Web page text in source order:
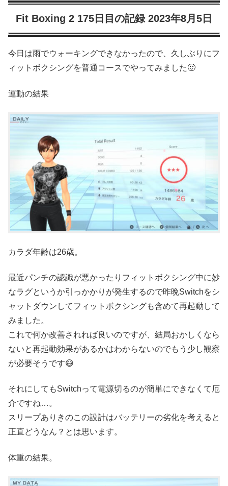
Fit Boxing 2 175日目の記録 2023年8月5日
今日は雨でウォーキングできなかったので、久しぶりにフ
ィットボクシングを普通コースでやってみました🙂
運動の結果
カラダ年齢は26歳。
最近パンチの認識が悪かったりフィットボクシング中に妙
なラグというか引っかかりが発生するので昨晩Switchをシ
ャットダウンしてフィットボクシングも含めて再起動して
みました。
これで何か改善されれば良いのですが、結局おかしくなら
ないと再起動効果があるかはわからないのでもう少し観察
が必要そうです😅
それにしてもSwitchって電源切るのが簡単にできなくて厄
介ですね…。
スリープありきのこの設計はバッテリーの劣化を考えると
正直どうなん？とは思います。
体重の結果。